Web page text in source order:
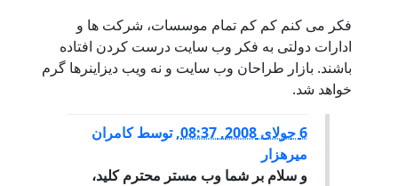
فکر می کنم کم کم تمام موسسات، شرکت ها و
ادارات دولتی به فکر وب سایت درست کردن افتاده
باشند. بازار طراحان وب سایت و نه ویب دیزاینرها گرم
خواهد شد.
6 جولای 2008, 08:37 ,توسطکامران
میرهزار
و سلام بر شما وب مستر محترم کليد،